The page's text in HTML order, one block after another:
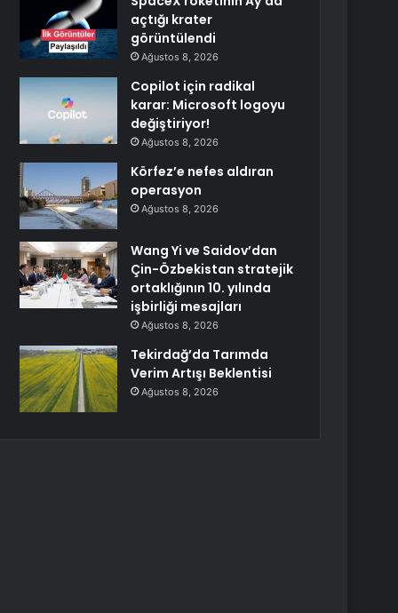
açtığı krater
görüntülendi
Ağustos 8, 2026
Copilot için radikal
karar: Microsoft logoyu
değiştiriyor!
Ağustos 8, 2026
Körfez’e nefes aldıran
operasyon
Ağustos 8, 2026
Wang Yi ve Saidov’dan
Çin-Özbekistan stratejik
ortaklığının 10. yılında
işbirliği mesajları
Ağustos 8, 2026
Tekirdağ’da Tarımda
Verim Artışı Beklentisi
Ağustos 8, 2026